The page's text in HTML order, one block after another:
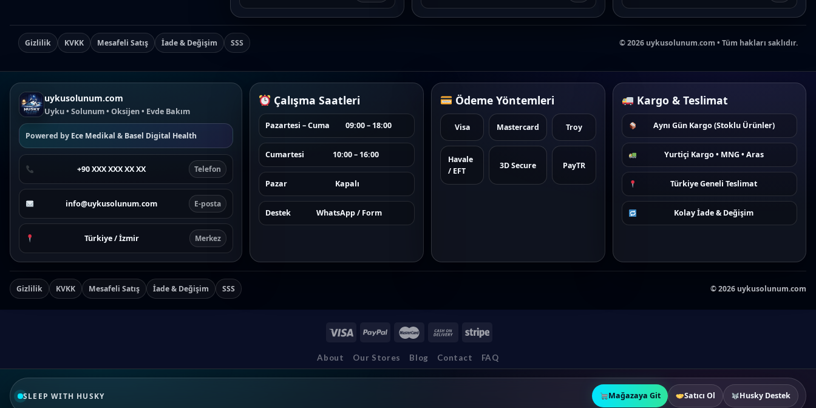
Gizlilik KVKK Mesafeli Satış İade & Değişim SSS ©2026 uykusolunum.com • Tüm hakları saklıdır.
uykusolunum.com
Uyku • Solunum • Oksijen • Evde Bakım
Powered by Ece Medikal & Basel Digital Health
+90 XXX XXX XX XX Telefon
info@uykusolunum.com E-posta
Türkiye / İzmir Merkez
Çalışma Saatleri
Pazartesi – Cuma 09:00 – 18:00
Cumartesi 10:00 – 16:00
Pazar Kapalı
Destek WhatsApp / Form
Ödeme Yöntemleri
Visa Mastercard Troy
Havale
/ EFT
3D Secure PayTR
Kargo & Teslimat
Aynı Gün Kargo (Stoklu Ürünler)
Yurtiçi Kargo • MNG • Aras
Türkiye Geneli Teslimat
Kolay İade & Değişim
Gizlilik KVKK Mesafeli Satış İade & Değişim SSS ©2026 uykusolunum.com
About Our Stores Blog Contact FAQ
SLEEP WITH HUSKY Mağazaya Git Satıcı Ol Husky Destek